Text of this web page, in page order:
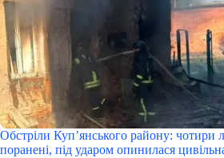
Обстріли Куп’янського району: чотири
поранені, під ударом опинилася